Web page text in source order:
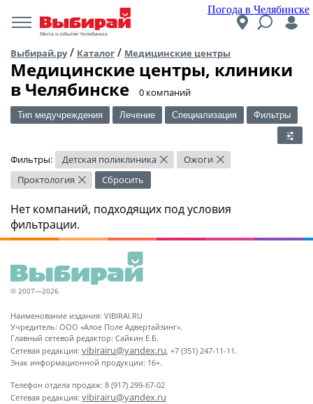
Погода в Челябинске
Места и события Челябинска
Выбирай.ру/ Каталог / Медицинские центры
Медицинские центры, клиники
в Челябинске
​0 компаний
Тип медучреждения Лечение Специализация Фильтры
Фильтры: Детская поликлиника × Ожоги ×
Проктология × Сбросить
Нет компаний, подходящих под условия
фильтрации.
© 2007—2026
Наименование издания: VIBIRAI.RU
Учредитель: ООО «Алое Поле Адвертайзинг».
Главный сетевой редактор: Сайкин Е.Б.
Сетевая редакция: vibirairu@yandex.ru, +7 (351) 247-11-11.
Знак информационной продукции: 16+.
Телефон отдела продаж: 8 (917) 299-67-02
Сетевая редакция: vibirairu@yandex.ru